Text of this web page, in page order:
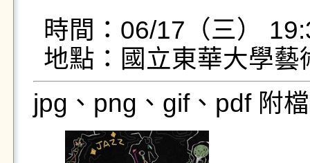
時間：06/17（三）
地點：國立東華大學藝
jpg、png、gif、pdf 附